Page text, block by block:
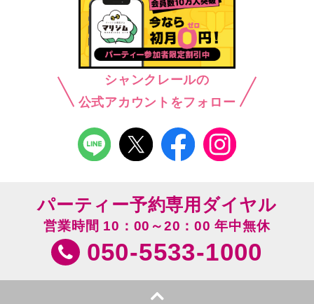
シャンクレールの
公式アカウントをフォロー
パーティー予約専用ダイヤル
営業時間 10：00～20：00 年中無休
050-5533-1000